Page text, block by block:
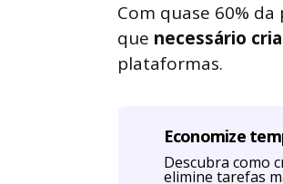
Com quase 60%
que necessário
plataformas.
Economize
Descubra como
elimine tarefas